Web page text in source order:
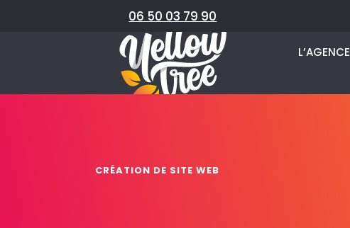
06 50 03 79 90
L’AGENCE
CRÉATION DE SITE WEB